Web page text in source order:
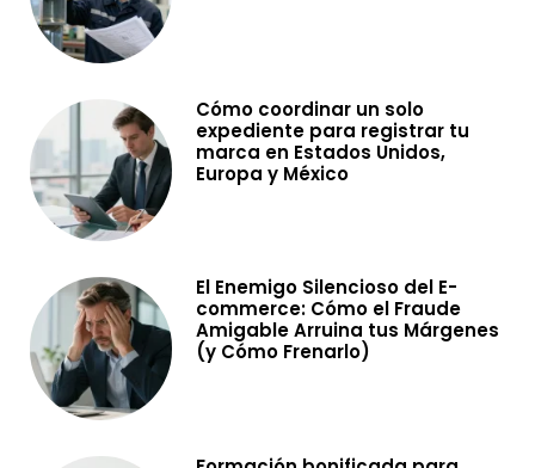
Cómo coordinar un solo
expediente para registrar tu
marca en Estados Unidos,
Europa y México
El Enemigo Silencioso del E-
commerce: Cómo el Fraude
Amigable Arruina tus Márgenes
(y Cómo Frenarlo)